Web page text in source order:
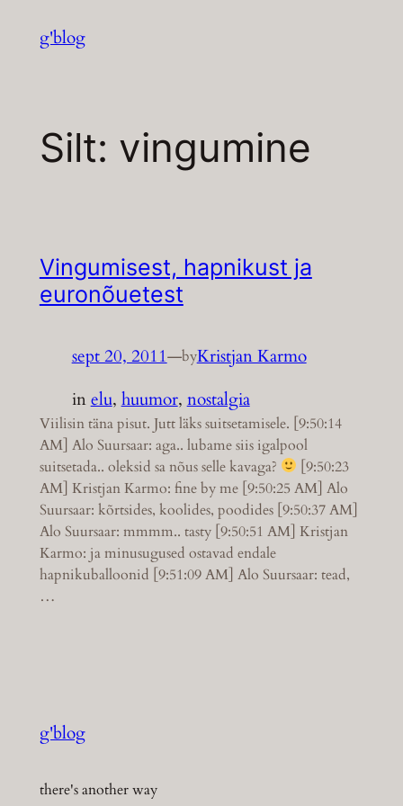
g'blog
Silt: vingumine
Vingumisest, hapnikust ja
euronõuetest
sept 20, 2011—byKristjan Karmo
inelu, huumor, nostalgia
Viilisin täna pisut. Jutt läks suitsetamisele. [9:50:14
AM] Alo Suursaar: aga.. lubame siis igalpool
suitsetada.. oleksid sa nõus selle kavaga?
[9:50:23
AM] Kristjan Karmo: fine by me [9:50:25 AM] Alo
Suursaar: kõrtsides, koolides, poodides [9:50:37 AM]
Alo Suursaar: mmmm.. tasty [9:50:51 AM] Kristjan
Karmo: ja minusugused ostavad endale
hapnikuballoonid [9:51:09 AM] Alo Suursaar: tead,
…
g'blog
there's another way